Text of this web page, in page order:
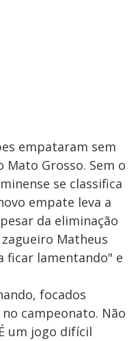
empataram sem
Mato Grosso. Sem o
se classifica
empate leva a
da eliminação
Matheus
ficar lamentando" e
focados
campeonato. Não
um jogo difícil